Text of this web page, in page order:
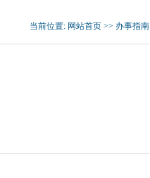
当前位置: 网站首页 >> 办事指南